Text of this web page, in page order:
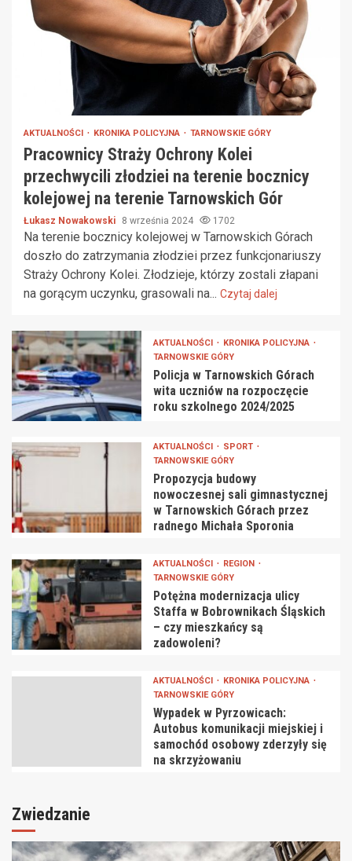
AKTUALNOŚCI KRONIKA POLICYJNA TARNOWSKIE GÓRY
Pracownicy Straży Ochrony Kolei
przechwycili złodziei na terenie bocznicy
kolejowej na terenie Tarnowskich Gór
Łukasz Nowakowski 8 września 2024 1702
Na terenie bocznicy kolejowej w Tarnowskich Górach
doszło do zatrzymania złodziei przez funkcjonariuszy
Straży Ochrony Kolei. Złodzieje, którzy zostali złapani
na gorącym uczynku, grasowali na... Czytaj dalej
AKTUALNOŚCI
KRONIKA POLICYJNA
TARNOWSKIE GÓRY
Policja w Tarnowskich Górach
wita uczniów na rozpoczęcie
roku szkolnego 2024/2025
AKTUALNOŚCI
SPORT
TARNOWSKIE GÓRY
Propozycja budowy
nowoczesnej sali gimnastycznej
w Tarnowskich Górach przez
radnego Michała Sporonia
AKTUALNOŚCI
REGION
TARNOWSKIE GÓRY
Potężna modernizacja ulicy
Staffa w Bobrownikach Śląskich
– czy mieszkańcy są
zadowoleni?
AKTUALNOŚCI
KRONIKA POLICYJNA
TARNOWSKIE GÓRY
Wypadek w Pyrzowicach:
Autobus komunikacji miejskiej i
samochód osobowy zderzyły się
na skrzyżowaniu
Zwiedzanie